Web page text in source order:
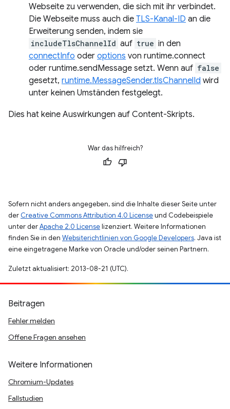
Webseite zu verwenden, die sich mit ihr verbindet.
Die Webseite muss auch die TLS-Kanal-ID an die
Erweiterung senden, indem sie
includeTlsChannelId auf true in den
connectInfo oder options von runtime.connect
oder runtime.sendMessage setzt. Wenn auf false
gesetzt, runtime.MessageSender.tlsChannelId wird
unter keinen Umständen festgelegt.
Dies hat keine Auswirkungen auf Content-Skripts.
War das hilfreich?
Sofern nicht anders angegeben, sind die Inhalte dieser Seite unter
der Creative Commons Attribution 4.0 Licenseund Codebeispiele
unter derApache 2.0 Licenselizenziert. Weitere Informationen
finden Sie in den Websiterichtlinien von Google Developers. Java ist
eine eingetragene Marke von Oracle und/oder seinen Partnern.
Zuletzt aktualisiert: 2013-08-21 (UTC).
Beitragen
Fehler melden
Offene Fragen ansehen
Weitere Informationen
Chromium-Updates
Fallstudien